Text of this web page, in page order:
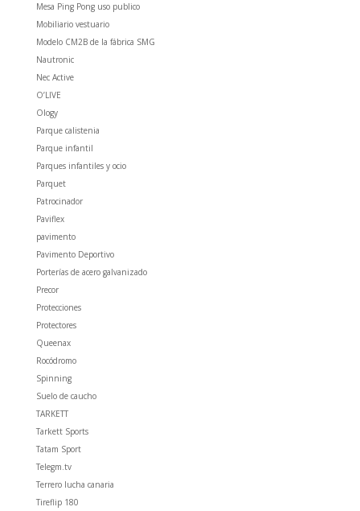
Mesa Ping Pong uso publico
Mobiliario vestuario
Modelo CM2B de la fábrica SMG
Nautronic
Nec Active
O’LIVE
Ology
Parque calistenia
Parque infantil
Parques infantiles y ocio
Parquet
Patrocinador
Paviflex
pavimento
Pavimento Deportivo
Porterías de acero galvanizado
Precor
Protecciones
Protectores
Queenax
Rocódromo
Spinning
Suelo de caucho
TARKETT
Tarkett Sports
Tatam Sport
Telegm.tv
Terrero lucha canaria
Tireflip 180